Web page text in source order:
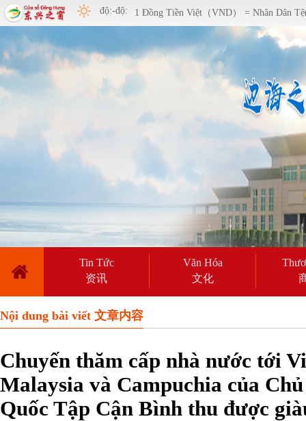
độ:-độ: 1 Đồng Tiền Việt（VND） = Nhân Dân
Tin Tức
资讯
Văn Hóa
文化
Nội dung bài viết 文章内容
Chuyến thăm cấp nhà nước tới
Malaysia và Campuchia của
Quốc Tập Cận Bình thu được